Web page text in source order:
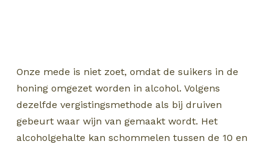
Onze mede is niet zoet, omdat de suikers in de
honing omgezet worden in alcohol. Volgens
dezelfde vergistingsmethode als bij druiven
gebeurt waar wijn van gemaakt wordt. Het
alcoholgehalte kan schommelen tussen de 10 en